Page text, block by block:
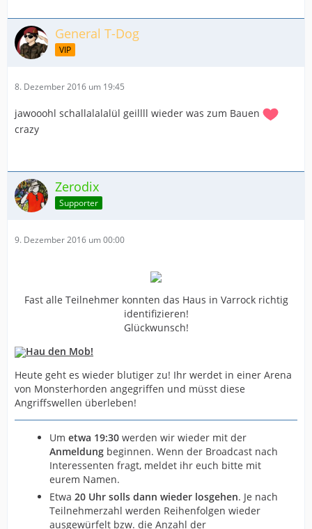
General T-Dog
VIP
8. Dezember 2016 um 19:45
jawooohl schallalalalül geillll wieder was zum Bauen
crazy
Zerodix
Supporter
9. Dezember 2016 um 00:00
Fast alle Teilnehmer konnten das Haus in Varrock richtig
identifizieren!
Glückwunsch!
Hau den Mob!
Heute geht es wieder blutiger zu! Ihr werdet in einer Arena
von Monsterhorden angegriffen und müsst diese
Angriffswellen überleben!
Um etwa 19:30 werden wir wieder mit der
Anmeldung beginnen. Wenn der Broadcast nach
Interessenten fragt, meldet ihr euch bitte mit
eurem Namen.
Etwa 20 Uhr solls dann wieder losgehen. Je nach
Teilnehmerzahl werden Reihenfolgen wieder
ausgewürfelt bzw. die Anzahl der